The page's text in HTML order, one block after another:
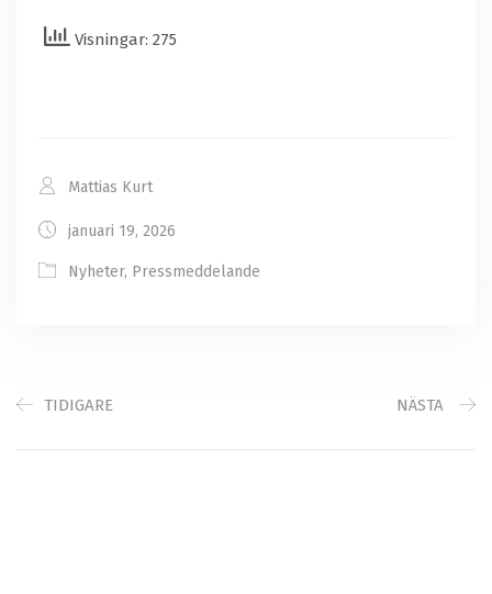
Visningar: 275
Mattias Kurt
januari 19, 2026
Nyheter, Pressmeddelande
TIDIGARE NÄSTA